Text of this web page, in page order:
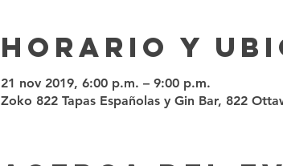
Horario y
21 nov 2019, 6:00 p.m. – 9:00 p.m.
Zoko 822 Tapas Españolas y Gin Bar, 822